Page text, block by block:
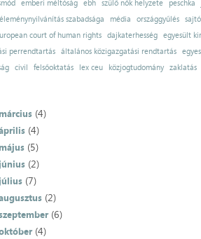
emberi méltóság ebh szülő nők helyzete
peschka
szabadsága média országgyűlés
court of human rights dajkaterhesség
egyesült
perrendtartás
általános közigazgatási rendtartás
civil felsőoktatás lex ceu közjogtudomány zaklatás
(4)
(4)
(5)
(2)
(7)
(2)
(6)
(4)